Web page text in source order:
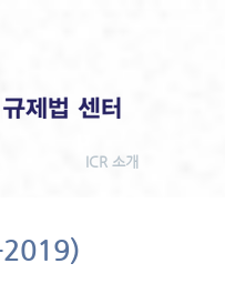
ICR 소개
2019)